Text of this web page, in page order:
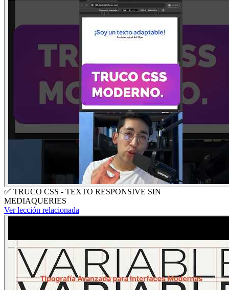
✅ TRUCO CSS - TEXTO RESPONSIVE SIN
MEDIAQUERIES
Ver lección relacionada